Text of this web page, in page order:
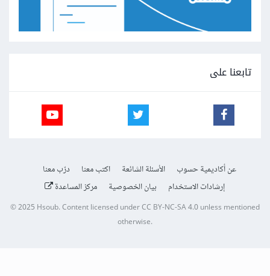
تابعنا على
عن أكاديمية حسوب الأسئلة الشائعة اكتب معنا
درّب معنا
إرشادات الاستخدام
بيان الخصوصية مركز المساعدة
© 2025 Hsoub.Content licensed underCC BY-NC-SA 4.0unless mentioned
otherwise.